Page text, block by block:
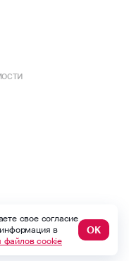
данных
свое согласие
в
файлов cookie
ОК